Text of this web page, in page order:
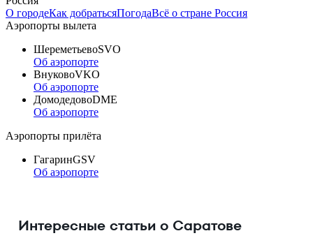
О городеКак добратьсяПогодаВсё о стране Россия
Аэропорты вылета
ШереметьевоSVO
Об аэропорте
ВнуковоVKO
Об аэропорте
ДомодедовоDME
Об аэропорте
Аэропорты прилёта
ГагаринGSV
Об аэропорте
Интересные статьи о Саратове